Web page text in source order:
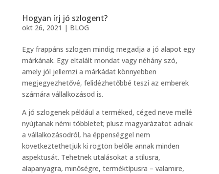
Hogyan írj jó szlogent?
okt 26, 2021 | BLOG
Egy frappáns szlogen mindig megadja a jó alapot egy
márkának. Egy eltalált mondat vagy néhány szó,
amely jól jellemzi a márkádat könnyebben
megjegyezhetővé, felidézhetőbbé teszi az emberek
számára vállalkozásod is.
A jó szlogenek például a terméked, céged neve mellé
nyújtanak némi többletet; plusz magyarázatot adnak
a vállalkozásodról, ha éppenséggel nem
következtethetjük ki rögtön belőle annak minden
aspektusát. Tehetnek utalásokat a stílusra,
alapanyagra, minőségre, terméktípusra – valamire,